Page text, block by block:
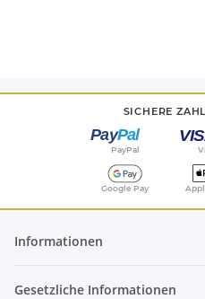
SICHERE
PayPal
Google Pay
Informationen
Gesetzliche Informationen